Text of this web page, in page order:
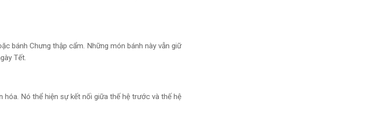
bánh Chưng thập cẩm. Những món bánh này vẫn giữ
Tết.
hóa. Nó thể hiện sự kết nối giữa thế hệ trước và thế hệ